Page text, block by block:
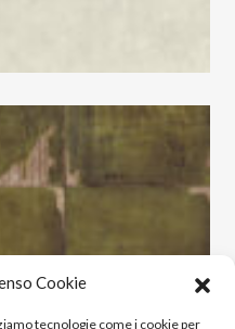
Cookie
tecnologie come i cookie per